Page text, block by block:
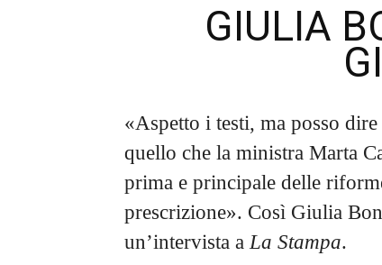
GIULIA
«Aspetto i testi, ma posso
quello che la ministra Marta
prima e principale delle
prescrizione». Così Giulia
un’intervista a La Stampa.